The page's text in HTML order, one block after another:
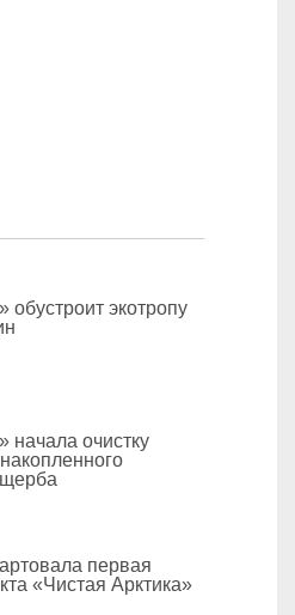
обустроит экотропу
начала очистку
первая
«Чистая Арктика»